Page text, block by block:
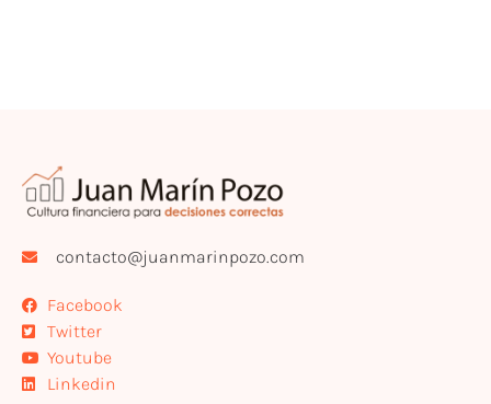
contacto@juanmarinpozo.com
Facebook
Twitter
Youtube
Linkedin